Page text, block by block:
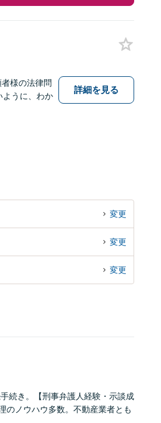
様の法律問
ように、わか
詳細を見る
変更
変更
変更
続き。【刑事弁護人経験・示談成
のノウハウ多数。不動産業者とも